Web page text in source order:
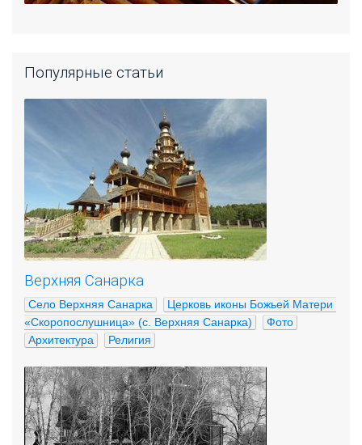
Популярные статьи
Верхняя Санарка
Село Верхняя Санарка
Церковь иконы Божьей Матери
«Скоропослушница» (с. Верхняя Санарка)
Фото
Архитектура
Религия